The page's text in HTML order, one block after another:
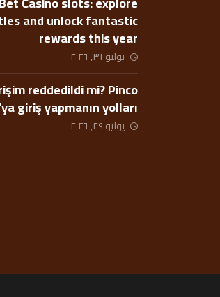
and unlock fantastic
rewards this year
يوليو ٣١, ٢٠٢٦
reddedildi mi? Pinco
giriş yapmanın yolları
يوليو ٢٩, ٢٠٢٦